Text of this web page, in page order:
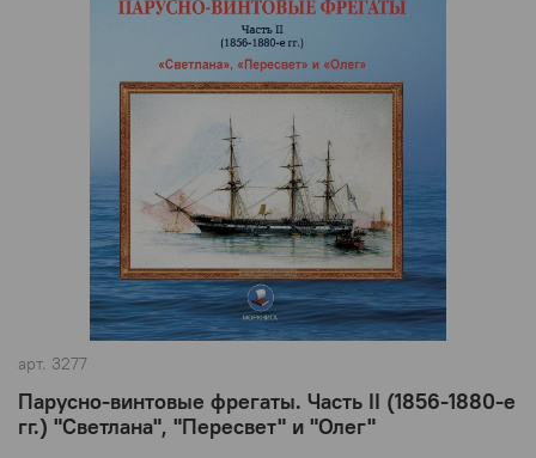
арт. 3277
Парусно-винтовые фрегаты. Часть II (1856-1880-е
гг.) "Светлана", "Пересвет" и "Олег"